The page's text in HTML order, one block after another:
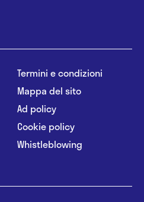
Termini e condizioni
Mappa del sito
Ad policy
Cookie policy
Whistleblowing